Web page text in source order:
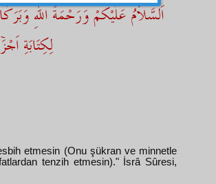
اَلسَّلاَمُ عَلَيْكُمْ وَرَحْمَةُ اللهِ
لِكِتَابَةِ
etmesin (Onu şükran ve minnetle
tenzih etmesin)." İsrâ Sûresi,